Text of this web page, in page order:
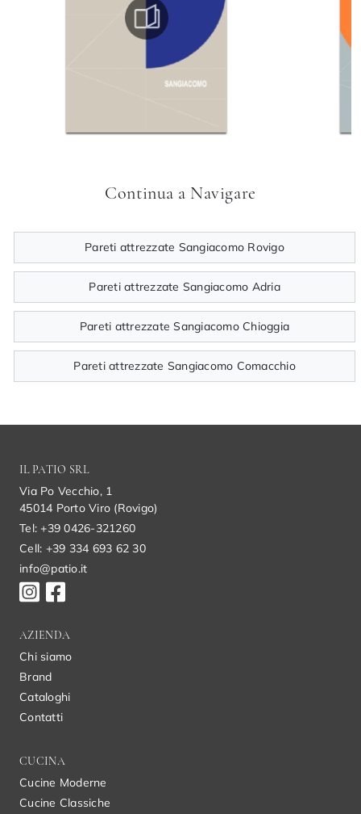
Continua a Navigare
Pareti attrezzate Sangiacomo Rovigo
Pareti attrezzate Sangiacomo Adria
Pareti attrezzate Sangiacomo Chioggia
Pareti attrezzate Sangiacomo Comacchio
IL PATIO SRL
Via Po Vecchio, 1
45014 Porto Viro (Rovigo)
Tel: +39 0426-321260
Cell: +39 334 693 62 30
info@patio.it
AZIENDA
Chi siamo
Brand
Cataloghi
Contatti
CUCINA
Cucine Moderne
Cucine Classiche